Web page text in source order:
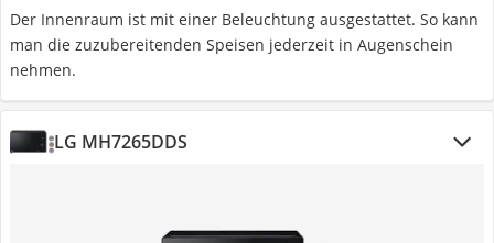
Der Innenraum ist mit einer Beleuchtung ausgestattet. So kann
man die zuzubereitenden Speisen jederzeit in Augenschein
nehmen.
LG MH7265DDS